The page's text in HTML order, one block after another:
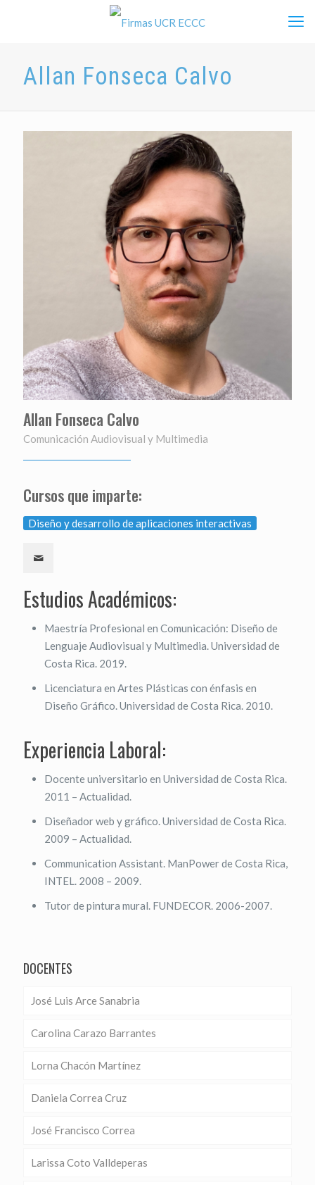
Allan Fonseca Calvo
Allan Fonseca Calvo
Comunicación Audiovisual y Multimedia
Cursos que imparte:
Diseño y desarrollo de aplicaciones interactivas
Estudios Académicos:
Maestría Profesional en Comunicación: Diseño de
Lenguaje Audiovisual y Multimedia. Universidad de
Costa Rica. 2019.
Licenciatura en Artes Plásticas con énfasis en
Diseño Gráfico. Universidad de Costa Rica. 2010.
Experiencia Laboral:
Docente universitario en Universidad de Costa Rica.
2011 – Actualidad.
Diseñador web y gráfico. Universidad de Costa Rica.
2009 – Actualidad.
Communication Assistant. ManPower de Costa Rica,
INTEL. 2008 – 2009.
Tutor de pintura mural. FUNDECOR. 2006-2007.
DOCENTES
José Luis Arce Sanabria
Carolina Carazo Barrantes
Lorna Chacón Martínez
Daniela Correa Cruz
José Francisco Correa
Larissa Coto Valldeperas